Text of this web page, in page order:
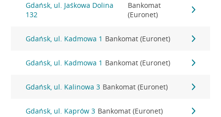
Gdańsk, ul. Jaśkowa Dolina
132
Bankomat
(Euronet)
Gdańsk, ul. Kadmowa 1 Bankomat (Euronet)
Gdańsk, ul. Kadmowa 1 Bankomat (Euronet)
Gdańsk, ul. Kalinowa 3 Bankomat (Euronet)
Gdańsk, ul. Kaprów 3 Bankomat (Euronet)